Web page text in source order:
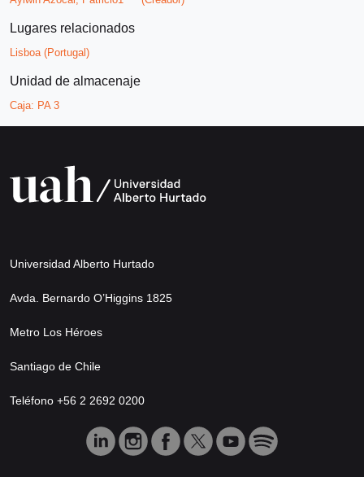
Lugares relacionados
Lisboa (Portugal)
Unidad de almacenaje
Caja: PA 3
Universidad Alberto Hurtado
Avda. Bernardo O’Higgins 1825
Metro Los Héroes
Santiago de Chile
Teléfono +56 2 2692 0200